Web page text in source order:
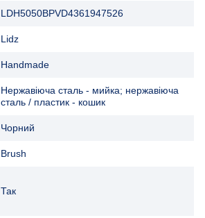
LDH5050BPVD4361947526
Lidz
Handmade
Нержавіюча сталь - мийка; нержавіюча
сталь / пластик - кошик
Чорний
Brush
Так